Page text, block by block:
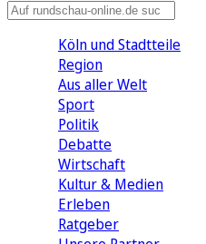
Köln und Stadtteile
Region
Aus aller Welt
Sport
Politik
Debatte
Wirtschaft
Kultur & Medien
Erleben
Ratgeber